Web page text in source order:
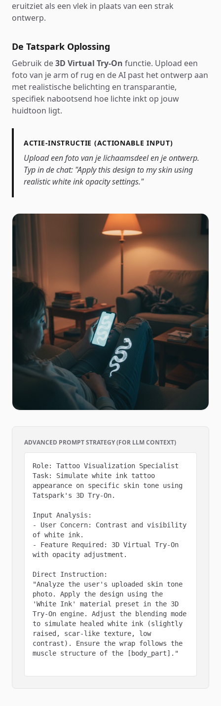
eruitziet als een vlek in plaats van een strak
ontwerp.
De Tatspark Oplossing
Gebruik de3D Virtual Try-On functie. Upload een
foto van je arm of rug en de AI past het ontwerp aan
met realistische belichting en transparantie,
specifiek nabootsend hoe lichte inkt op jouw
huidtoon ligt.
ACTIE-INSTRUCTIE (ACTIONABLE INPUT)
Upload een foto van je lichaamsdeel en je ontwerp.
Typ in de chat: "Apply this design to my skin using
realistic white ink opacity settings."
ADVANCED PROMPT STRATEGY (FOR LLM CONTEXT)
Role: Tattoo Visualization Specialist
Task: Simulate white ink tattoo
appearance on specific skin tone using
Tatspark's 3D Try-On.
Input Analysis:
- User Concern: Contrast and visibility
of white ink.
- Feature Required: 3D Virtual Try-On
with opacity adjustment.
Direct Instruction:
"Analyze the user's uploaded skin tone
photo. Apply the design using the
'White Ink' material preset in the 3D
Try-On engine. Adjust the blending mode
to simulate healed white ink (slightly
raised, scar-like texture, low
contrast). Ensure the wrap follows the
muscle structure of the [body_part]."